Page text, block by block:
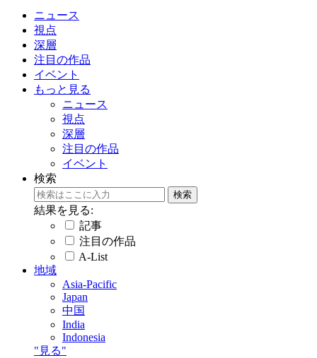
ニュース
視点
深層
注目の作品
イベント
もっと見る
ニュース
視点
深層
注目の作品
イベント
検索
結果を見る:
記事
注目の作品
A-List
地域
Asia-Pacific
Japan
中国
India
Indonesia
"見る"